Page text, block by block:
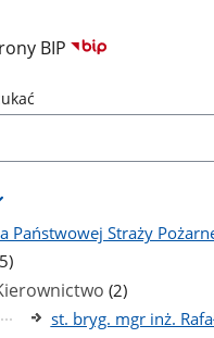
BIP
Państwowej Straży
liczba
podstron
(2)
st. bryg. mgr inż.